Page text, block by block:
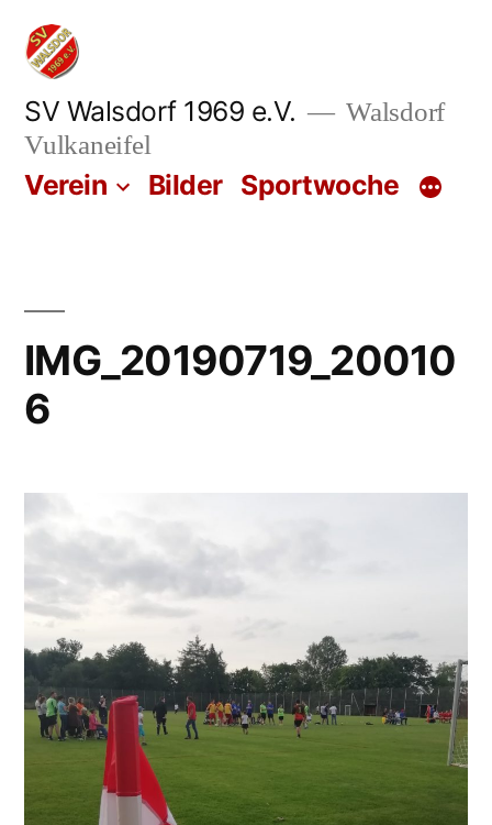
Zum
Inhalt
springen
SV Walsdorf 1969 e.V.
Walsdorf
Vulkaneifel
Verein Bilder Sportwoche
IMG_20190719_20010
6